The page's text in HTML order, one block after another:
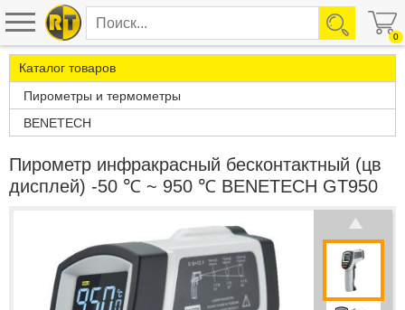
0
Каталог товаров
Пирометры и термометры
BENETECH
Пирометр инфракрасный бесконтактный (цв
дисплей) -50 ℃ ~ 950 ℃ BENETECH GT950